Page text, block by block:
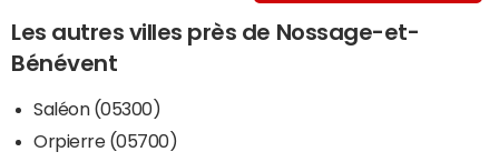
Les autres villes près de Nossage-et-
Bénévent
Saléon (05300)
Orpierre (05700)